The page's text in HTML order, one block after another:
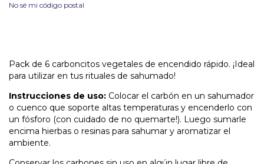
No sé mi código postal
Pack de 6 carboncitos vegetales de encendido rápido. ¡Ideal
para utilizar en tus rituales de sahumado!
Instrucciones de uso: Colocar el carbón en un sahumador
o cuenco que soporte altas temperaturas y encenderlo con
un fósforo (con cuidado de no quemarte!). Luego sumarle
encima hierbas o resinas para sahumar y aromatizar el
ambiente.